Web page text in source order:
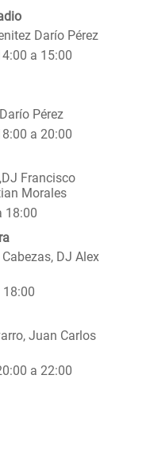
Darío Pérez
a 15:00
Pérez
a 20:00
Francisco
Morales
18:00
DJ Alex
Juan Carlos
a 22:00